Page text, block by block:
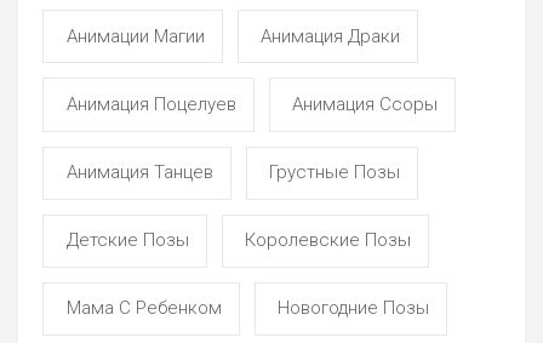
Анимации Магии Анимация Драки
Анимация Поцелуев Анимация Ссоры
Анимация Танцев Грустные Позы
Детские Позы Королевские Позы
Мама С Ребенком Новогодние Позы